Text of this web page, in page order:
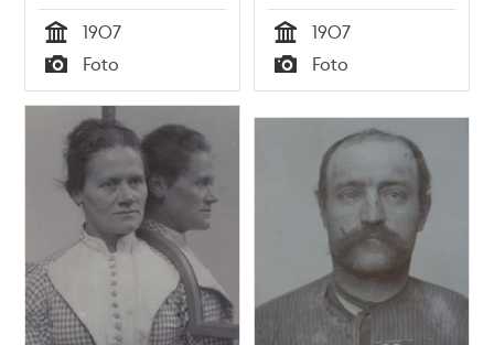
Tid
1907
Typ
Foto Tid
1907
Typ
Foto